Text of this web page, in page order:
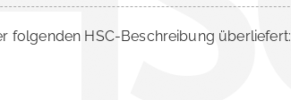
folgenden HSC-Beschreibung überliefert: